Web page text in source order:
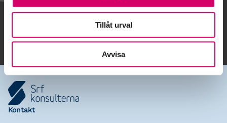
Tillåt urval
Avvisa
Lägg till i kalender
Kontakt